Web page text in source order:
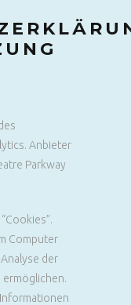
Anbieter
Parkway
Computer
der
ermöglichen.